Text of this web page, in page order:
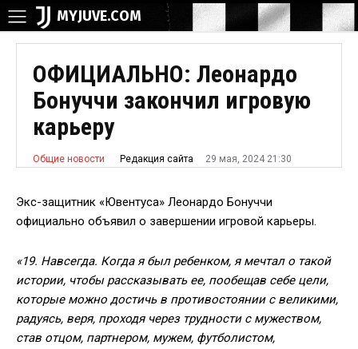
MYJUVE.COM
ОФИЦИАЛЬНО: Леонардо
Бонуччи закончил игровую
карьеру
Общие новости Редакция сайта 29 мая, 2024 21:30
Экс-защитник «Ювентуса» Леонардо Бонуччи
официально объявил о завершении игровой карьеры.
«19. Навсегда. Когда я был ребенком, я мечтал о такой
истории, чтобы рассказывать ее, пообещав себе цели,
которые можно достичь в противостоянии с великими,
радуясь, веря, проходя через трудности с мужеством,
став отцом, партнером, мужем, футболистом,